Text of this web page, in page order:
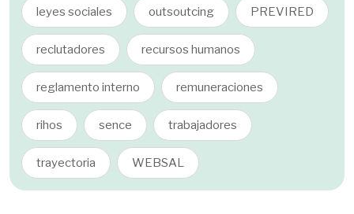
leyes sociales outsoutcing PREVIRED
reclutadores recursos humanos
reglamento interno remuneraciones
rihos sence trabajadores
trayectoria WEBSAL